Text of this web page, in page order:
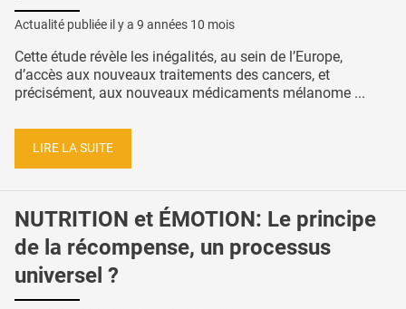
Actualité publiée il y a 9 années 10 mois
Cette étude révèle les inégalités, au sein de l’Europe,
d’accès aux nouveaux traitements des cancers, et
précisément, aux nouveaux médicaments mélanome ...
LIRE LA SUITE
NUTRITION et ÉMOTION: Le principe
de la récompense, un processus
universel ?